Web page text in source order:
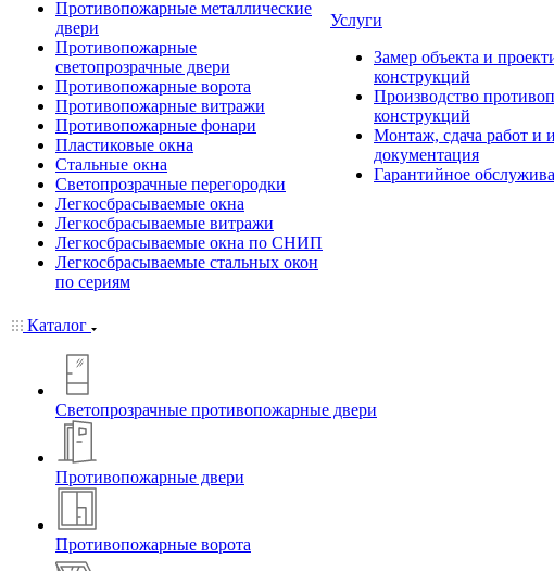
Противопожарные металлические
двери
Противопожарные
светопрозрачные двери
Противопожарные ворота
Противопожарные витражи
Противопожарные фонари
Пластиковые окна
Стальные окна
Светопрозрачные перегородки
Легкосбрасываемые окна
Легкосбрасываемые витражи
Легкосбрасываемые окна по СНИП
Легкосбрасываемые стальных окон
по сериям
Услуги
Замер объекта и
конструкций
Производство
конструкций
Монтаж, сдача работ и
документация
Гарантийное
Каталог
Светопрозрачные противопожарные двери
Противопожарные двери
Противопожарные ворота